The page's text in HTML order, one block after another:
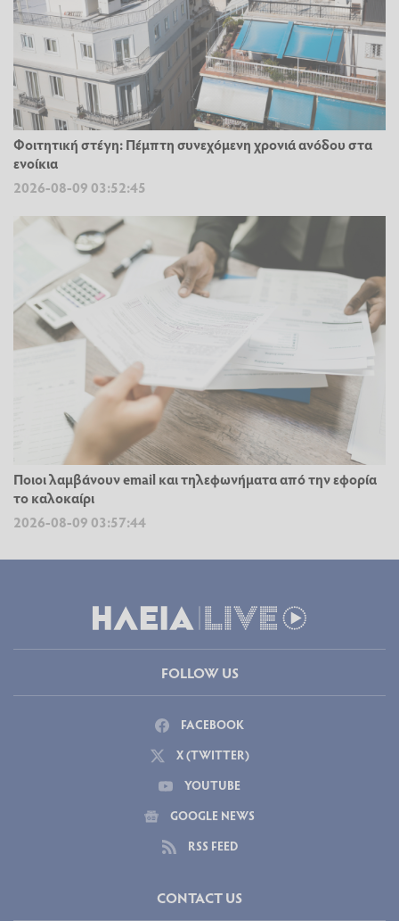
Φοιτητική στέγη: Πέμπτη συνεχόμενη χρονιά ανόδου στα
ενοίκια
2026-08-09 03:52:45
Ποιοι λαμβάνουν email και τηλεφωνήματα από την εφορία
το καλοκαίρι
2026-08-09 03:57:44
FOLLOW US
FACEBOOK
X (TWITTER)
YOUTUBE
GOOGLE NEWS
RSS FEED
CONTACT US